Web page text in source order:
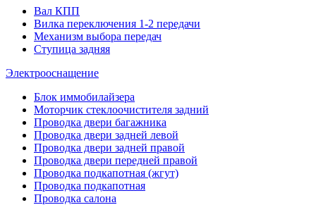
Вал КПП
Вилка переключения 1-2 передачи
Механизм выбора передач
Ступица задняя
Электрооснащение
Блок иммобилайзера
Моторчик стеклоочистителя задний
Проводка двери багажника
Проводка двери задней левой
Проводка двери задней правой
Проводка двери передней правой
Проводка подкапотная (жгут)
Проводка подкапотная
Проводка салона